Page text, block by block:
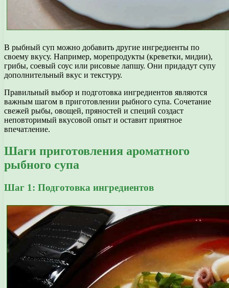
В рыбный суп можно добавить другие ингредиенты по
своему вкусу. Например, морепродукты (креветки, мидии),
грибы, соевый соус или рисовые лапшу. Они придадут супу
дополнительный вкус и текстуру.
Правильный выбор и подготовка ингредиентов являются
важным шагом в приготовлении рыбного супа. Сочетание
свежей рыбы, овощей, пряностей и специй создаст
неповторимый вкусовой опыт и оставит приятное
впечатление.
Шаги приготовления ароматного
рыбного супа
Шаг 1: Подготовка ингредиентов